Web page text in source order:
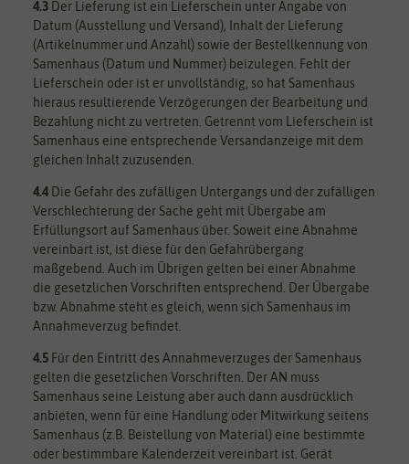
4.3 Der Lieferung ist ein Lieferschein unter Angabe von
Datum (Ausstellung und Versand), Inhalt der Lieferung
(Artikelnummer und Anzahl) sowie der Bestellkennung von
Samenhaus (Datum und Nummer) beizulegen. Fehlt der
Lieferschein oder ist er unvollständig, so hat Samenhaus
hieraus resultierende Verzögerungen der Bearbeitung und
Bezahlung nicht zu vertreten. Getrennt vom Lieferschein ist
Samenhaus eine entsprechende Versandanzeige mit dem
gleichen Inhalt zuzusenden.
4.4 Die Gefahr des zufälligen Untergangs und der zufälligen
Verschlechterung der Sache geht mit Übergabe am
Erfüllungsort auf Samenhaus über. Soweit eine Abnahme
vereinbart ist, ist diese für den Gefahrübergang
maßgebend. Auch im Übrigen gelten bei einer Abnahme
die gesetzlichen Vorschriften entsprechend. Der Übergabe
bzw. Abnahme steht es gleich, wenn sich Samenhaus im
Annahmeverzug befindet.
4.5 Für den Eintritt des Annahmeverzuges der Samenhaus
gelten die gesetzlichen Vorschriften. Der AN muss
Samenhaus seine Leistung aber auch dann ausdrücklich
anbieten, wenn für eine Handlung oder Mitwirkung seitens
Samenhaus (z.B. Beistellung von Material) eine bestimmte
oder bestimmbare Kalenderzeit vereinbart ist. Gerät